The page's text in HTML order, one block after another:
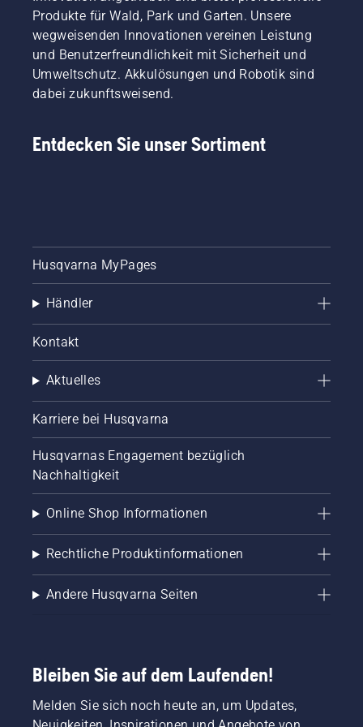
Produkte für Wald, Park und Garten. Unsere
wegweisenden Innovationen vereinen Leistung
und Benutzerfreundlichkeit mit Sicherheit und
Umweltschutz. Akkulösungen und Robotik sind
dabei zukunftsweisend.
Entdecken Sie unser Sortiment
Husqvarna MyPages
Händler
Kontakt
Aktuelles
Karriere bei Husqvarna
Husqvarnas Engagement bezüglich
Nachhaltigkeit
Online Shop Informationen
Rechtliche Produktinformationen
Andere Husqvarna Seiten
Bleiben Sie auf dem Laufenden!
Melden Sie sich noch heute an, um Updates,